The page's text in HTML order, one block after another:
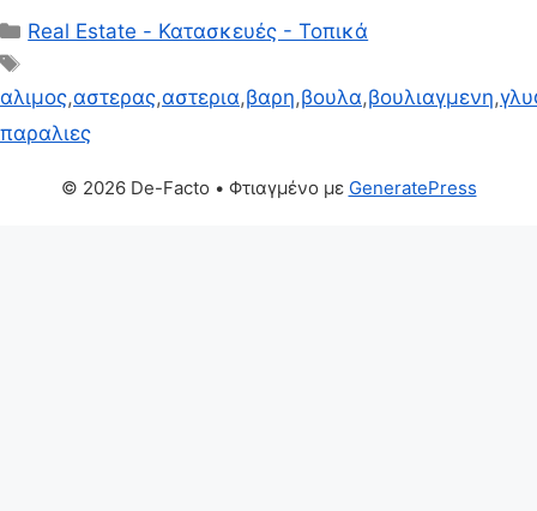
Κατηγορίες
Real Estate - Κατασκευές - Τοπικά
αλιμος,αστερας,αστερια,βαρη,βουλα,βουλιαγμενη,
παραλιες
© 2026 De-Facto • Φτιαγμένο με GeneratePress